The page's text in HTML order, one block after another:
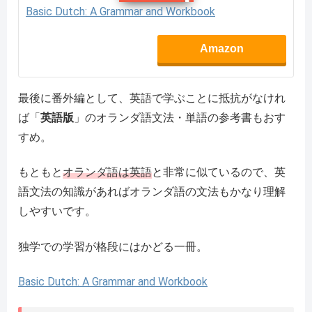
Basic Dutch: A Grammar and Workbook
Amazon
最後に番外編として、英語で学ぶことに抵抗がなけれ
ば「英語版 」のオランダ語文法・単語の参考書もおす
すめ。
もともとオランダ語は英語と非常に似ているので、英
語文法の知識があればオランダ語の文法もかなり理解
しやすいです。
独学での学習が格段にはかどる一冊。
Basic Dutch: A Grammar and Workbook